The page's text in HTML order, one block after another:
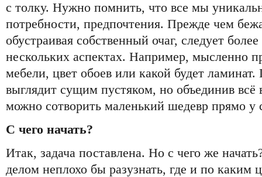
с толку. Нужно помнить, что все мы
потребности, предпочтения. Прежде чем
обустраивая собственный очаг, следует
нескольких аспектах. Например, мысленно
мебели, цвет обоев или какой будет ламинат.
выглядит сущим пустяком, но объединив
можно сотворить маленький шедевр прямо у
С чего начать?
Итак, задача поставлена. Но с чего же
делом неплохо бы разузнать, где и по каким